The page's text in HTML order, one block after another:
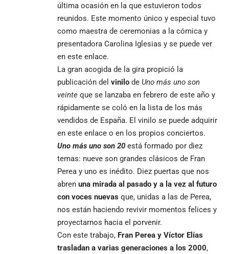
última ocasión en la que estuvieron todos
reunidos. Este momento único y especial tuvo
como maestra de ceremonias a la cómica y
presentadora Carolina Iglesias y se puede ver
en este enlace.
La gran acogida de la gira propició la
publicación del vinilo de Uno más uno son
veinte que se lanzaba en febrero de este año y
rápidamente se coló en la lista de los más
vendidos de España. El vinilo se puede adquirir
en este enlace o en los propios conciertos.
Uno más uno son 20 está formado por diez
temas: nueve son grandes clásicos de Fran
Perea y uno es inédito. Diez puertas que nos
abren una mirada al pasado y a la vez al futuro
con voces nuevas que, unidas a las de Perea,
nos están haciendo revivir momentos felices y
proyectarnos hacia el porvenir.
Con este trabajo, Fran Perea y Víctor Elías
trasladan a varias generaciones a los 2000,